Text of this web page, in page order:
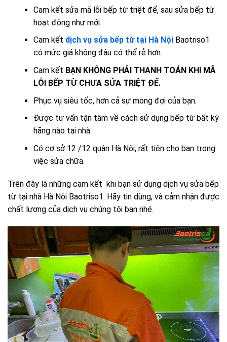
Cam kết sửa mã lỗi bếp từ triệt để, sau sửa bếp từ
hoạt động như mới.
Cam kết dịch vụ sửa bếp từ tại Hà NộiBaotriso1
có mức giá không đâu có thể rẻ hơn.
Cam kết BẠN KHÔNG PHẢI THANH TOÁN KHI MÃ
LỖI BẾP TỪ CHƯA SỬA TRIỆT ĐỂ.
Phục vụ siêu tốc, hơn cả sự mong đợi của bạn.
Được tư vấn tận tâm về cách sử dụng bếp từ bất kỳ
hãng nào tại nhà.
Có cơ sở 12 /12 quận Hà Nội, rất tiện cho bạn trong
việc sửa chữa.
Trên đây là những cam kết khi bạn sử dụng dịch vụ sửa bếp
từ tại nhà Hà Nội Baotriso1. Hãy tin dùng, và cảm nhận được
chất lượng của dịch vụ chúng tôi bạn nhé.